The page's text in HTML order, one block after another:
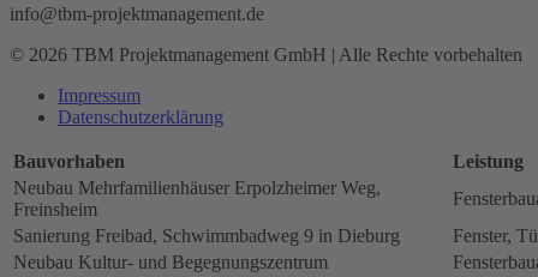
info@tbm-projektmanagement.de
© 2026 TBM Projektmanagement GmbH | Alle Rechte vorbehalten
Impressum
Datenschutz­erklärung
Bauvorhaben
Leistung
Neubau Mehrfamilienhäuser Erpolzheimer Weg,
Freinsheim
Sanierung Freibad, Schwimmbadweg 9 in Dieburg
Fenster,
Neubau Kultur- und Begegnungszentrum